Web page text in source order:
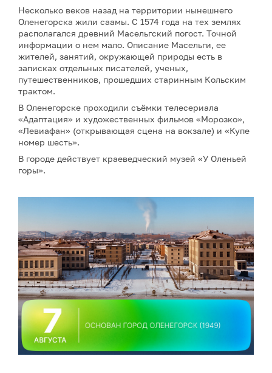
Несколько веков назад на территории нынешнего
Оленегорска жили саамы. С 1574 года на тех землях
располагался древний Масельгский погост. Точной
информации о нем мало. Описание Масельги, ее
жителей, занятий, окружающей природы есть в
записках отдельных писателей, ученых,
путешественников, прошедших старинным Кольским
трактом.
В Оленегорске проходили съёмки телесериала
«Адаптация» и художественных фильмов «Морозко»,
«Левиафан» (открывающая сцена на вокзале) и «Купе
номер шесть».
В городе действует краеведческий музей «У Оленьей
горы».